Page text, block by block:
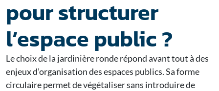
pour structurer
l’espace public ?
Le choix de la jardinière ronde répond avant tout à des
enjeux d’organisation des espaces publics. Sa forme
circulaire permet de végétaliser sans introduire de